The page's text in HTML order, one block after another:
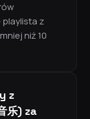
z
niż 10
z
乐) za